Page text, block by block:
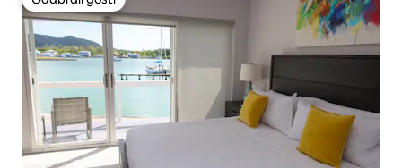
Odabrali gosti